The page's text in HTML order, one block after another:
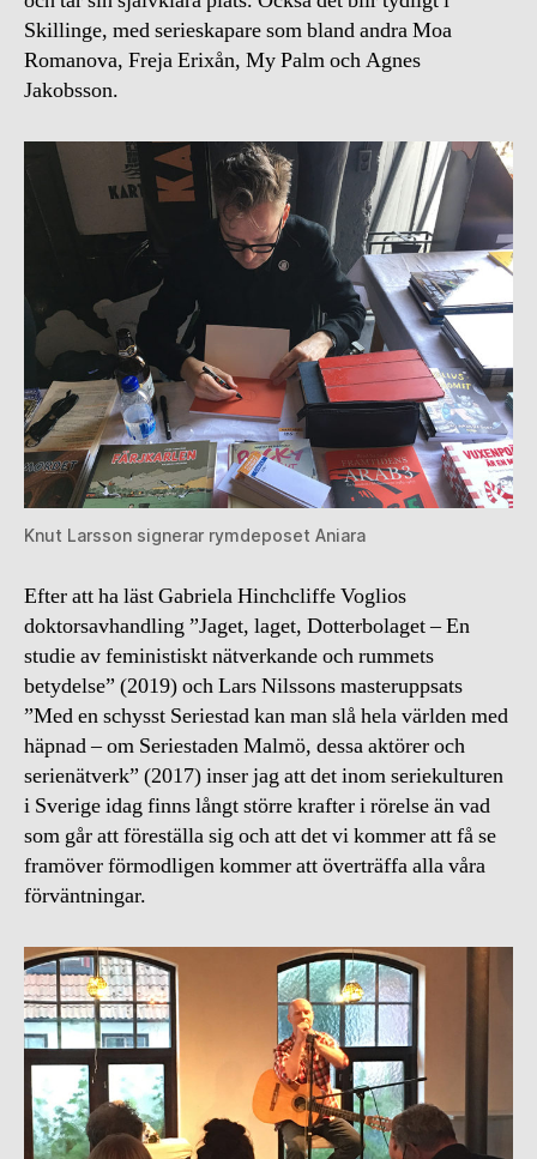
Skillinge, med serieskapare som bland andra Moa
Romanova, Freja Erixån, My Palm och Agnes
Jakobsson.
Knut Larsson signerar rymdeposet Aniara
Efter att ha läst Gabriela Hinchcliffe Voglios
doktorsavhandling ”Jaget, laget, Dotterbolaget – En
studie av feministiskt nätverkande och rummets
betydelse” (2019) och Lars Nilssons masteruppsats
”Med en schysst Seriestad kan man slå hela världen med
häpnad – om Seriestaden Malmö, dessa aktörer och
serienätverk” (2017) inser jag att det inom seriekulturen
i Sverige idag finns långt större krafter i rörelse än vad
som går att föreställa sig och att det vi kommer att få se
framöver förmodligen kommer att överträffa alla våra
förväntningar.